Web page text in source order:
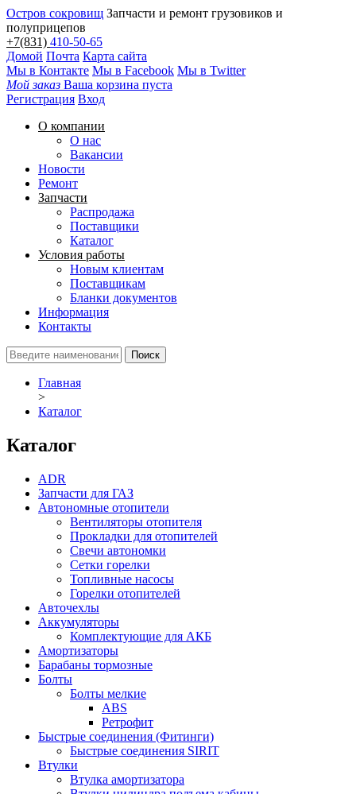
Остров сокровищ Запчасти и ремонт грузовиков и
полуприцепов
+7(831) 410-50-65
Домой Почта Карта сайта
Мы в Контакте Мы в Facebook Мы в Twitter
Мой заказ Ваша корзина пуста
Регистрация Вход
О компании
О нас
Вакансии
Новости
Ремонт
Запчасти
Распродажа
Поставщики
Каталог
Условия работы
Новым клиентам
Поставщикам
Бланки документов
Информация
Контакты
Главная
>
Каталог
Каталог
ADR
Запчасти для ГАЗ
Автономные отопители
Вентиляторы отопителя
Прокладки для отопителей
Свечи автономки
Сетки горелки
Топливные насосы
Горелки отопителей
Авточехлы
Аккумуляторы
Комплектующие для АКБ
Амортизаторы
Барабаны тормозные
Болты
Болты мелкие
ABS
Ретрофит
Быстрые соединения (Фитинги)
Быстрые соединения SIRIT
Втулки
Втулка амортизатора